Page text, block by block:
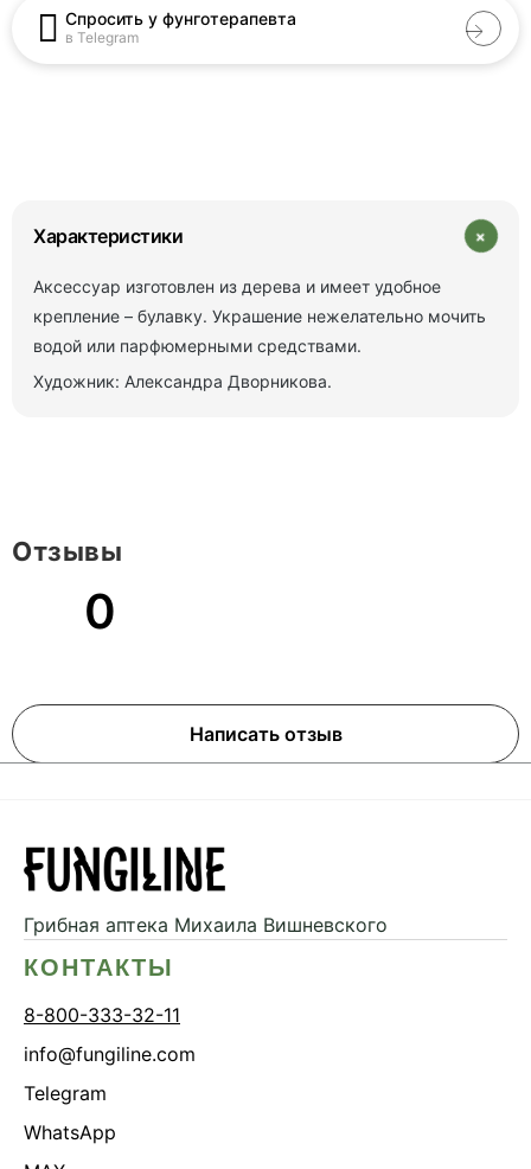
Спросить у фунготерапевта
в Telegram
Характеристики +
Аксессуар изготовлен из дерева и имеет удобное
крепление – булавку. Украшение нежелательно мочить
водой или парфюмерными средствами.
Художник: Александра Дворникова.
0
Написать отзыв
Отзывы
Грибная аптека Михаила Вишневского
КОНТАКТЫ
8-800-333-32-11
info@fungiline.com
Telegram
WhatsApp